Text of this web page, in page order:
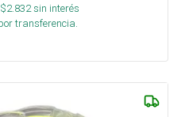
2.832sin interés
transferencia.